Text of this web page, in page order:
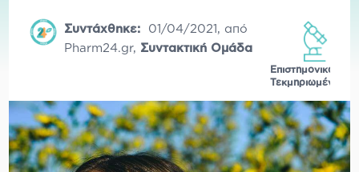
Συντάχθηκε: 01/04/2021 , από
Pharm24.gr, Συντακτική Ομάδα
Επιστημονικά
Τεκμηριωμένο